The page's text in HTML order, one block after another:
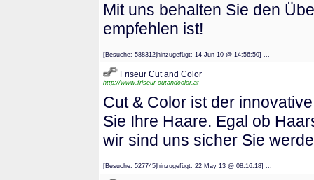
Mit uns behalten Sie den
empfehlen ist!
[Besuche: 588312|hinzugefügt: 14 Jun 10 @ 14:56:50] ...
Friseur Cut and Color
http://www.friseur-cutandcolor.at
Cut & Color ist der
Sie Ihre Haare. Egal ob
wir sind uns sicher Sie
[Besuche: 527745|hinzugefügt: 22 May 13 @ 08:16:18] ...